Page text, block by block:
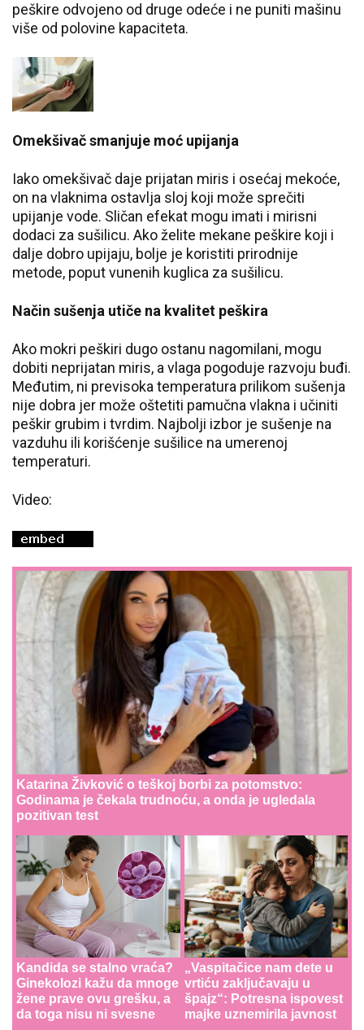
peškire odvojeno od druge odeće i ne puniti mašinu
više od polovine kapaciteta.
Omekšivač smanjuje moć upijanja
Iako omekšivač daje prijatan miris i osećaj mekoće,
on na vlaknima ostavlja sloj koji može sprečiti
upijanje vode. Sličan efekat mogu imati i mirisni
dodaci za sušilicu. Ako želite mekane peškire koji i
dalje dobro upijaju, bolje je koristiti prirodnije
metode, poput vunenih kuglica za sušilicu.
Način sušenja utiče na kvalitet peškira
Ako mokri peškiri dugo ostanu nagomilani, mogu
dobiti neprijatan miris, a vlaga pogoduje razvoju buđi.
Međutim, ni previsoka temperatura prilikom sušenja
nije dobra jer može oštetiti pamučna vlakna i učiniti
peškir grubim i tvrdim. Najbolji izbor je sušenje na
vazduhu ili korišćenje sušilice na umerenoj
temperaturi.
Video:
Katarina Živković o teškoj borbi za potomstvo:
Godinama je čekala trudnoću, a onda je ugledala
pozitivan test
Kandida se stalno vraća?
Ginekolozi kažu da mnoge
žene prave ovu grešku, a
da toga nisu ni svesne
„Vaspitačice nam dete u
vrtiću zaključavaju u
špajz“: Potresna ispovest
majke uznemirila javnost